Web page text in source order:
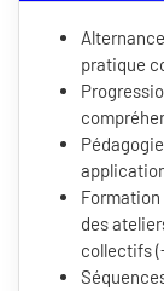
pratique
des
collectifs